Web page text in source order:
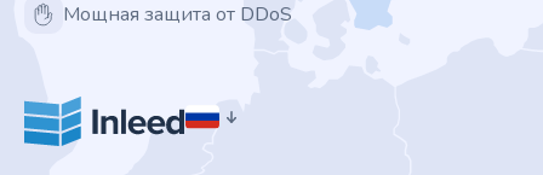
Мощная защита от DDoS